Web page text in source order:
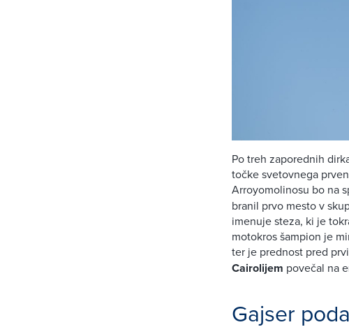
Po treh zaporednih
točke svetovnega
Arroyomolinosu bo na
branil prvo mesto v
imenuje steza, ki je
motokros šampion je
ter je prednost pred
Cairolijem povečal na
Gajser